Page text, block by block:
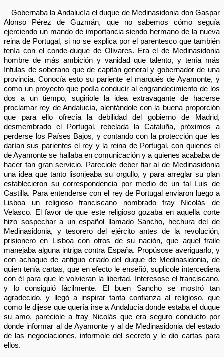
Gobernaba la Andalucía el duque de Medinasidonia don Gaspar
Alonso Pérez de Guzmán, que no sabemos cómo seguía
ejerciendo un mando de importancia siendo hermano de la nueva
reina de Portugal, si no se explica por el parentesco que también
tenía con el conde-duque de Olivares. Era el de Medinasidonia
hombre de más ambición y vanidad que talento, y tenía más
ínfulas de soberano que de capitán general y gobernador de una
provincia. Conocía esto su pariente el marqués de Ayamonte, y
como un proyecto que podía conducir al engrandecimiento de los
dos a un tiempo, sugiriole la idea extravagante de hacerse
proclamar rey de Andalucía, alentándole con la buena proporción
que para ello ofrecía la debilidad del gobierno de Madrid,
desmembrado el Portugal, rebelada la Cataluña, próximos a
perderse los Países Bajos, y contando con la protección que les
darían sus parientes el rey y la reina de Portugal, con quienes el
de Ayamonte se hallaba en comunicación y a quienes acababa de
hacer tan gran servicio. Pareciole deber fiar al de Medinasidonia
una idea que tanto lisonjeaba su orgullo, y para arreglar su plan
establecieron su correspondencia por medio de un tal Luis de
Castilla. Para entenderse con el rey de Portugal enviaron luego a
Lisboa un religioso franciscano nombrado fray Nicolás de
Velasco. El favor de que este religioso gozaba en aquella corte
hizo sospechar a un español llamado Sancho, hechura del de
Medinasidonia, y tesorero del ejército antes de la revolución,
prisionero en Lisboa con otros de su nación, que aquel fraile
manejaba alguna intriga contra España. Propúsose averiguarlo, y
con achaque de antiguo criado del duque de Medinasidonia, de
quien tenía cartas, que en efecto le enseñó, suplicole intercediera
con él para que le volvieran la libertad. Interesose el franciscano,
y lo consiguió fácilmente. El buen Sancho se mostró tan
agradecido, y llegó a inspirar tanta confianza al religioso, que
como le dijese que quería irse a Andalucía donde estaba el duque
su amo, pareciole a fray Nicolás que era seguro conducto por
donde informar al de Ayamonte y al de Medinasidonia del estado
de las negociaciones, informole del secreto y le dio cartas para
ellos.